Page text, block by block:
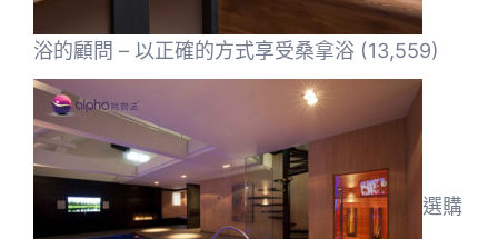
浴的顧問 – 以正確的方式享受桑拿浴 (13,559)
選購